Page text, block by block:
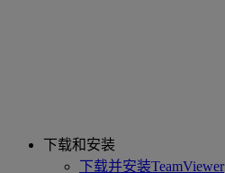
下载和安装
下载并安装TeamViewer